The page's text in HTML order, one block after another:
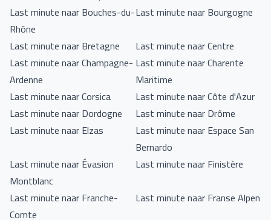
specifieke data en prijzen, raad ik je aan de officiële
toeristische website van Roquebrune sur Argens te
raadplegen.
ervoor te zorgen dat het aan je behoeften voldoet. Wat je
ook zoekt, er is zeker iets voor jou beschikbaar in het
prachtige Roquebrune sur Argens.
Last minute naar Bouches-du-
Rhône
Last minute naar Bourgogne
Last minute naar Bretagne
Last minute naar Centre
Last minute naar Champagne-
Ardenne
Last minute naar Charente
Maritime
Last minute naar Corsica
Last minute naar Côte d'Azur
Last minute naar Dordogne
Last minute naar Drôme
Last minute naar Elzas
Last minute naar Espace San
Bernardo
Last minute naar Évasion
Montblanc
Last minute naar Finistère
Last minute naar Franche-
Comte
Last minute naar Franse Alpen